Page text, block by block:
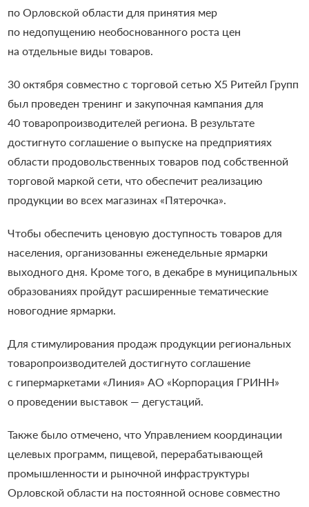
по Орловской области для принятия мер
по недопущению необоснованного роста цен
на отдельные виды товаров.
30 октября совместно с торговой сетью Х5 Ритейл Групп
был проведен тренинг и закупочная кампания для
40 товаропроизводителей региона. В результате
достигнуто соглашение о выпуске на предприятиях
области продовольственных товаров под собственной
торговой маркой сети, что обеспечит реализацию
продукции во всех магазинах «Пятерочка».
Чтобы обеспечить ценовую доступность товаров для
населения, организованны еженедельные ярмарки
выходного дня. Кроме того, в декабре в муниципальных
образованиях пройдут расширенные тематические
новогодние ярмарки.
Для стимулирования продаж продукции региональных
товаропроизводителей достигнуто соглашение
с гипермаркетами «Линия» АО «Корпорация ГРИНН»
о проведении выставок — дегустаций.
Также было отмечено, что Управлением координации
целевых программ, пищевой, перерабатывающей
промышленности и рыночной инфраструктуры
Орловской области на постоянной основе совместно